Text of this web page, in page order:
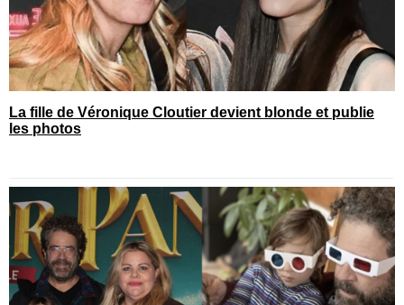
La fille de Véronique Cloutier devient blonde et publie
les photos